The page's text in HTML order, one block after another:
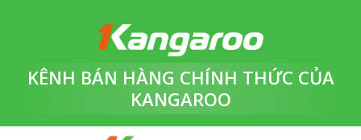
dungKÊNH BÁN HÀNG CHÍNH THỨC CỦA
KANGAROO